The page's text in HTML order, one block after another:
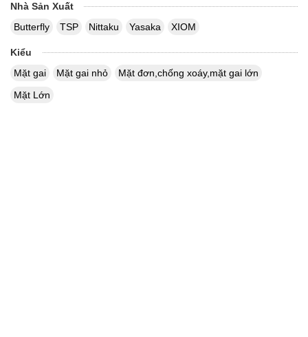
Nhà Sản Xuất
Butterfly
TSP Nittaku Yasaka XIOM
Kiểu
Mặt gai
Mặt gai nhỏ
Mặt đơn,chống xoáy,mặt gai lớn
Mặt Lớn